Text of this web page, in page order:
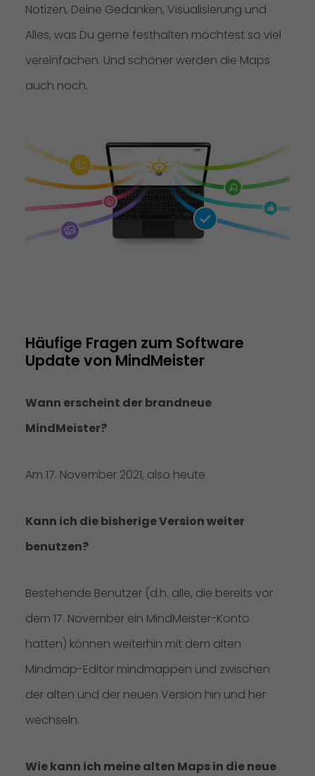
Notizen, Deine Gedanken, Visualisierung und
Alles, was Du gerne festhalten möchtest so viel
vereinfachen. Und schöner werden die Maps
auch noch.
Häufige Fragen zum Software
Update von MindMeister
Wann erscheint der brandneue
MindMeister?
Am 17. November 2021, also heute
Kann ich die bisherige Version weiter
benutzen?
Bestehende Benutzer (d.h. alle, die bereits vor
dem 17. November ein MindMeister-Konto
hatten) können weiterhin mit dem alten
Mindmap-Editor mindmappen und zwischen
der alten und der neuen Version hin und her
wechseln.
Wie kann ich meine alten Maps in die neue